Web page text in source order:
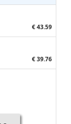
€ 43.59
€ 39.76